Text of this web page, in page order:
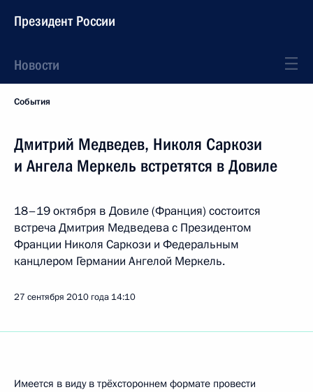
Президент России
Новости
События
Дмитрий Медведев, Николя Саркози
и Ангела Меркель встретятся в Довиле
18–19 октября в Довиле (Франция) состоится
встреча Дмитрия Медведева с Президентом
Франции Николя Саркози и Федеральным
канцлером Германии Ангелой Меркель.
27 сентября 2010 года 14:10
Имеется в виду в трёхстороннем формате провести